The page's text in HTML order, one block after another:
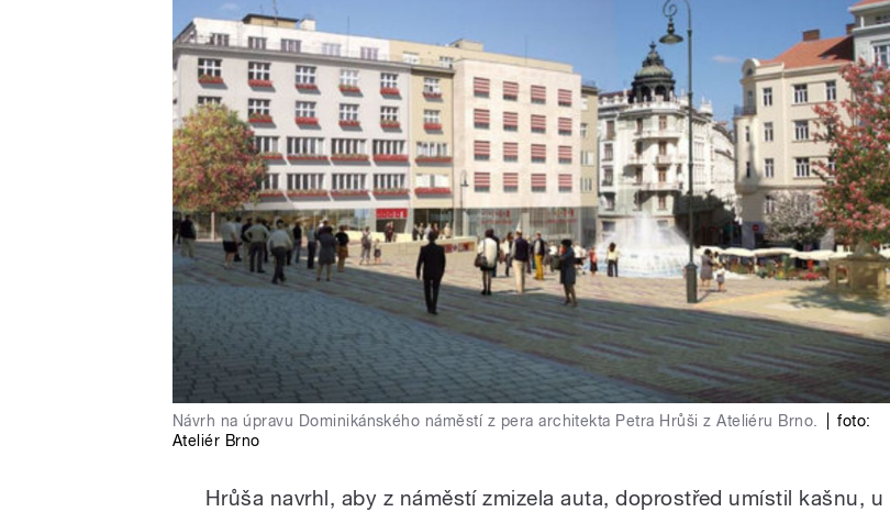
Návrh na úpravu Dominikánského náměstí z pera architekta Petra Hrůši z Ateliéru Brno.
foto:
Ateliér Brno
Hrůša navrhl, aby z náměstí zmizela auta, doprostřed umístil kašnu, u